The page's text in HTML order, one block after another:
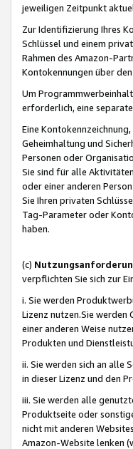
jeweiligen Zeitpunkt
Zur Identifizierung Ihres
Schlüssel und einem
Rahmen des Amazon-
Kontokennungen über
Um
erforderlich, eine
Eine
Geheimhaltung und
Personen oder
Sie sind für alle
oder einer anderen
Sie Ihren privaten
Tag-Parameter oder
haben.
(c)
verpflichten Sie sich zur
i. Sie werden
Lizenz nutzen.Sie werden
einer anderen Weise
Produkten und
ii. Sie werden sich an alle
in dieser Lizenz und den
iii. Sie werden alle
Produktseite oder
nicht mit anderen
Amazon-Website lenken